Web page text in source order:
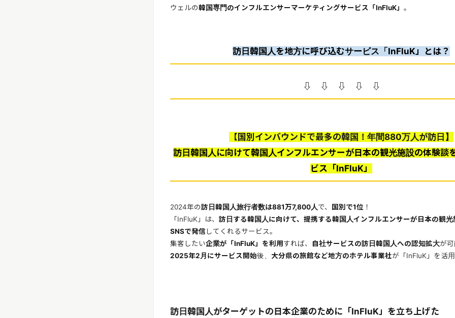
ウェルの韓国専門のインフルエンサーマーケティングサービス「InFluK」 。
訪日韓国人を地方に呼び込むサービス「InFluK」とは？
⇩ ⇩ ⇩ ⇩ ⇩
【国別インバウンドで最多の韓国！年間880万人が訪日】
訪日韓国人に向けて韓国人インフルエンサーが日本の観光施設の体験談
ビス「InFluK」
2024年の訪日韓国人旅行者数は881万7,800人で、 国別で1位 ！
「InFluK」は、 訪日する韓国人に向けて、提携する韓国人インフルエンサーが日本の観光
SNSで発信してくれるサービス。
集客したい企業が「InFluK」を利用すれば、 自社サービスの訪日韓国人への認知拡大が可
2025年2月にサービス開始後、 大分県の旅館など地方のホテル事業社が「InFluK」を活用
訪日韓国人がターゲットの日本企業のために「InFluK」を立ち上げた